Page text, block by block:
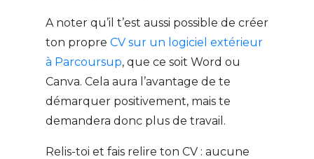
A noter qu’il t’est aussi possible de créer
ton propre CV sur un logiciel extérieur
à Parcoursup, que ce soit Word ou
Canva. Cela aura l’avantage de te
démarquer positivement, mais te
demandera donc plus de travail.
Relis-toi et fais relire ton CV : aucune